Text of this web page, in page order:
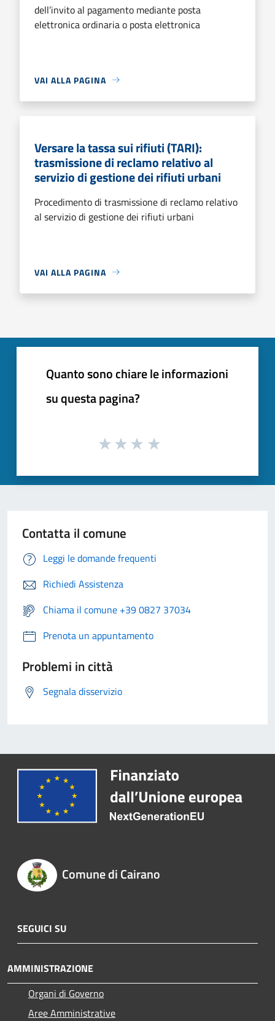
dell’invito al pagamento mediante posta
elettronica ordinaria o posta elettronica
VAI ALLA PAGINA
Versare la tassa sui rifiuti (TARI):
trasmissione di reclamo relativo al
servizio di gestione dei rifiuti urbani
Procedimento di trasmissione di reclamo relativo
al servizio di gestione dei rifiuti urbani
VAI ALLA PAGINA
Quanto sono chiare le informazioni
su questa pagina?
Contatta il comune
Leggi le domande frequenti
Richiedi Assistenza
Chiama il comune +39 0827 37034
Prenota un appuntamento
Problemi in città
Segnala disservizio
Comune di Cairano
SEGUICI SU
AMMINISTRAZIONE
Organi di Governo
Aree Amministrative